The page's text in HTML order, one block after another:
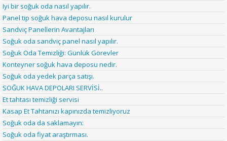
Iyi bir soğuk oda nasıl yapılır.
Panel tip soğuk hava deposu nasıl kurulur
Sandviç Panellerin Avantajları
Soğuk oda sandviç panel nasıl yapılır.
Soğuk Oda Temizliği: Günlük Görevler
Konteyner soğuk hava deposu nedir.
Soğuk oda yedek parça satışı.
SOĞUK HAVA DEPOLARI SERVİSİ..
Et tahtası temizliği servisi
Kasap Et Tahtanızı kapınızda temizliyoruz
Soğuk oda da saklamayın:
Soğuk oda fiyat araştırması.